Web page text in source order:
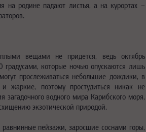
на родине падают листья, а на курортах –
вещами не придется, ведь октябрь
градусами, которые ночью опускаются лишь
прослеживаться небольшие дождики, в
жаркие, поэтому простудиться никак не
загадочного водного мира Карибского моря,
экзотической природой.
пейзажи, заросшие соснами горы,